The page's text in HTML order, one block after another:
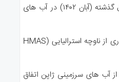
استرالیا با پالس های سونار در نوامبر سال گذشته (آبان ۱۴۰۲) در آب های
استرالیا گفت: چین هشدار ایمنی برای دوری از ناوچه استرالیایی (HMAS
آب های سرزمینی ژاپن اتفاق